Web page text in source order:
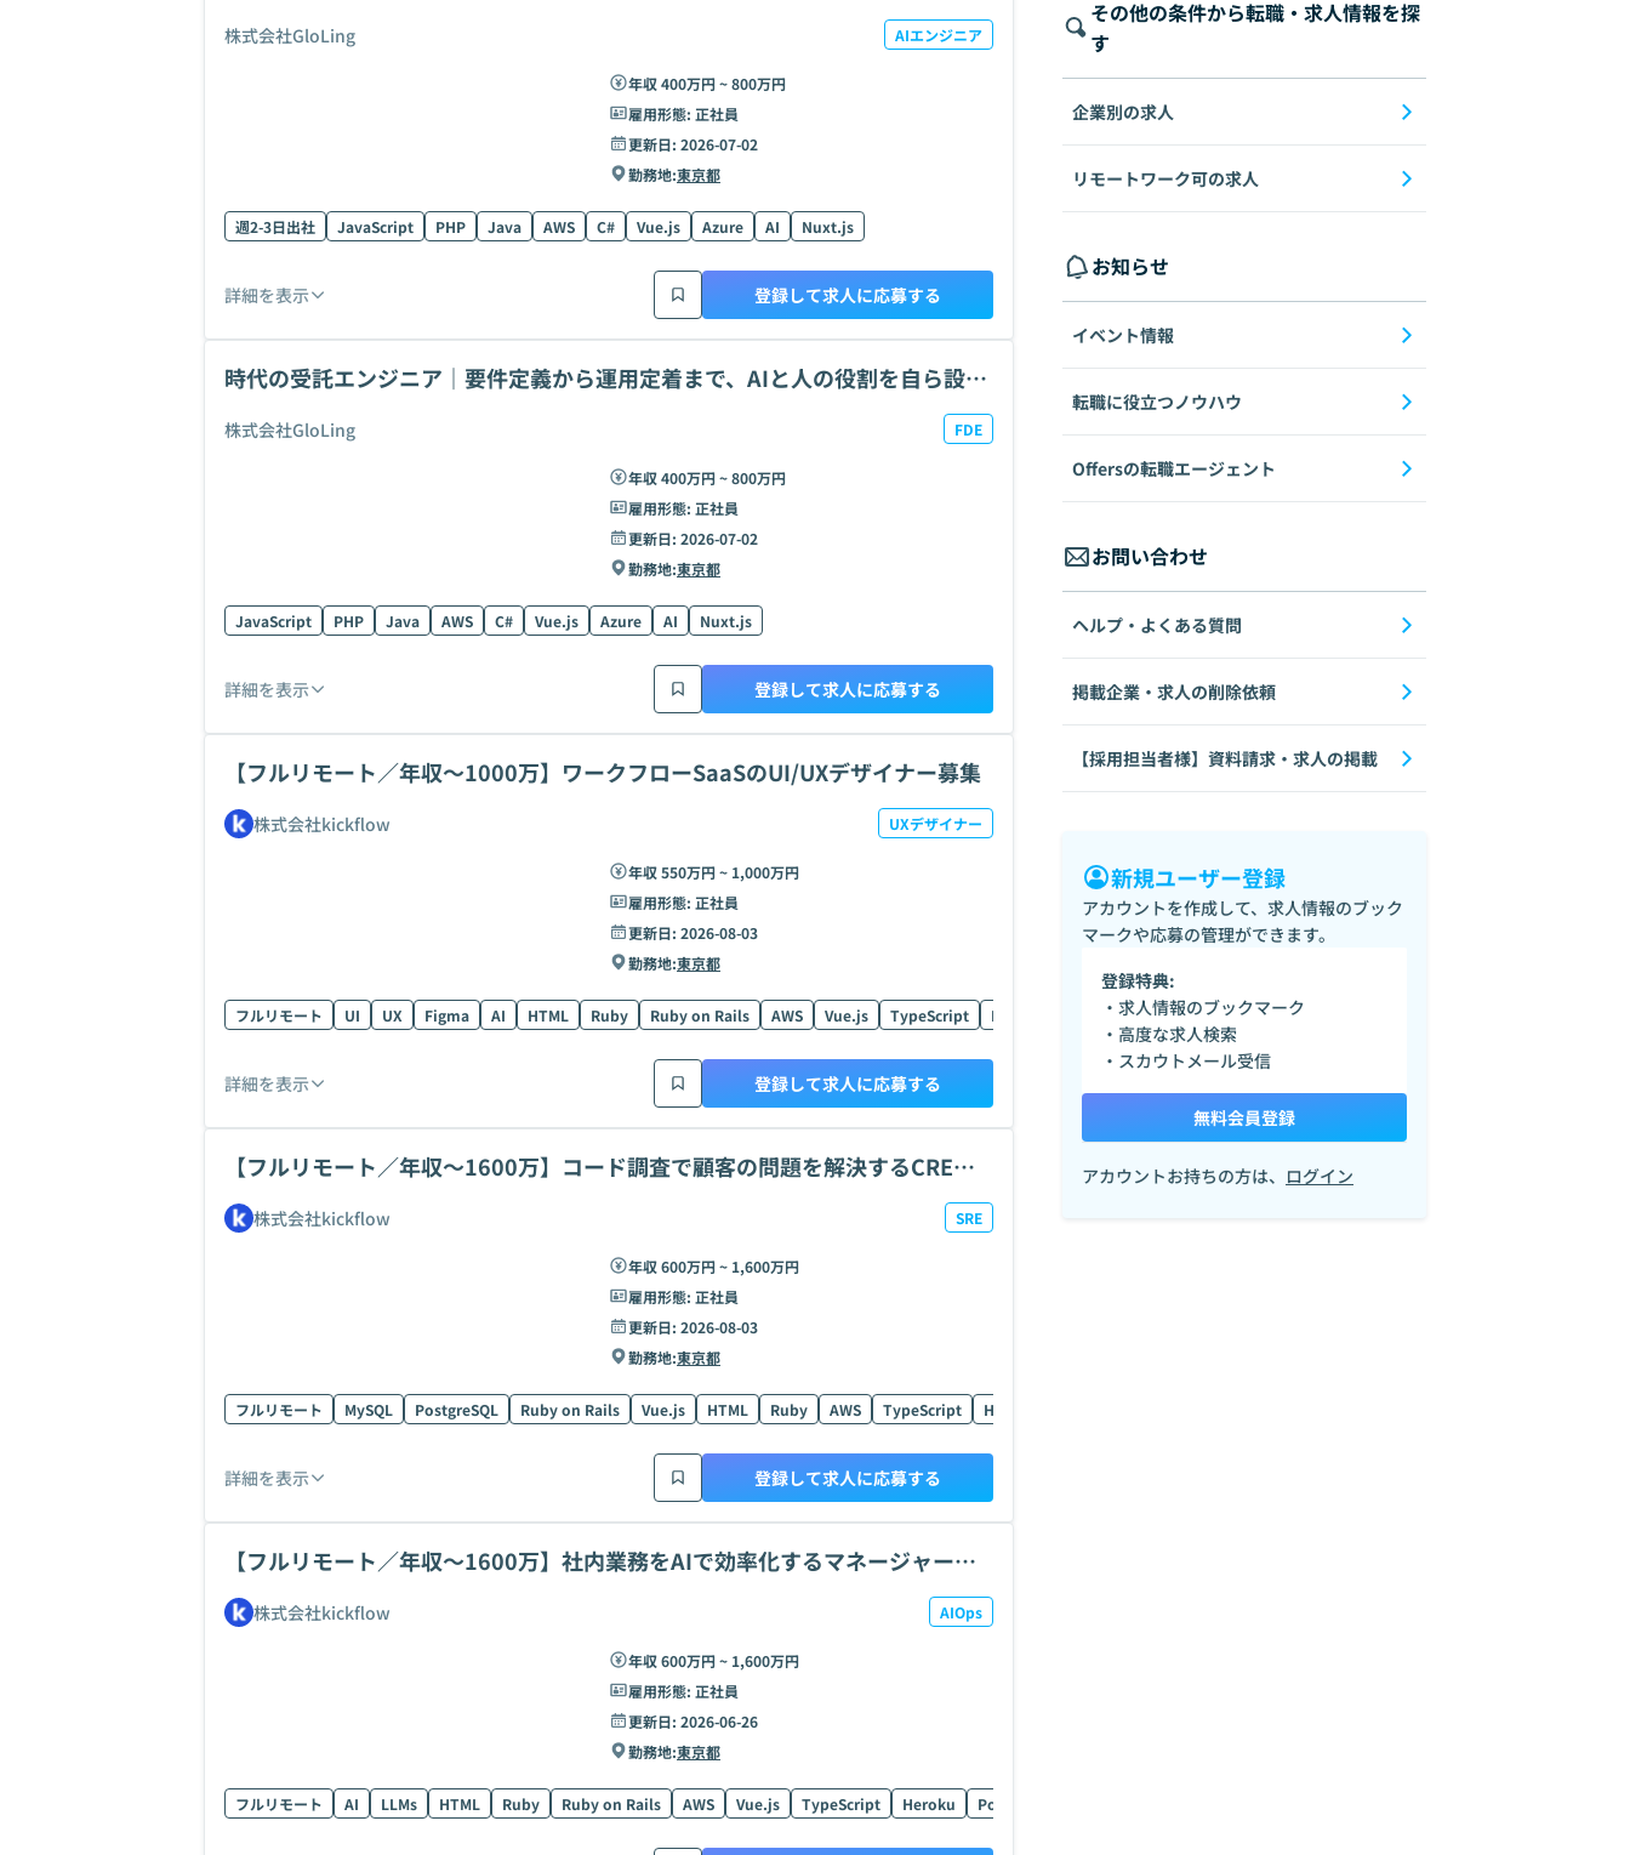
株式会社GloLing AIエンジニア
年収 400万円 ~ 800万円
雇用形態: 正社員
更新日: 2026-07-02
勤務地:東京都
週2-3日出社 JavaScript PHP Java AWS C# Vue.js Azure AI Nuxt.js
詳細を表示 登録して求人に応募する
時代の受託エンジニア｜要件定義から運用定着まで、AIと人の役割を自ら設計
株式会社GloLing FDE
年収 400万円 ~ 800万円
雇用形態: 正社員
更新日: 2026-07-02
勤務地:東京都
JavaScript PHP Java AWS C# Vue.js Azure AI Nuxt.js
詳細を表示 登録して求人に応募する
【フルリモート／年収〜1000万】ワークフローSaaSのUI/UXデザイナー募集
株式会社kickflow UXデザイナー
年収 550万円 ~ 1,000万円
雇用形態: 正社員
更新日: 2026-08-03
勤務地:東京都
フルリモート UI UX Figma AI HTML Ruby Ruby on Rails AWS Vue.js TypeScript Heroku PostgreSQL Redis Nuxt.js
詳細を表示 登録して求人に応募する
【フルリモート／年収〜1600万】コード調査で顧客の問題を解決するCRE募
集
株式会社kickflow SRE
年収 600万円 ~ 1,600万円
雇用形態: 正社員
更新日: 2026-08-03
勤務地:東京都
フルリモート MySQL PostgreSQL Ruby on Rails Vue.js HTML Ruby AWS TypeScript Heroku
詳細を表示 登録して求人に応募する
【フルリモート／年収〜1600万】社内業務をAIで効率化するマネージャー募
集
株式会社kickflow AIOps
年収 600万円 ~ 1,600万円
雇用形態: 正社員
更新日: 2026-06-26
勤務地:東京都
フルリモート AI LLMs HTML Ruby Ruby on Rails AWS Vue.js TypeScript Heroku PostgreSQL
その他の条件から転職・求人情報を探
す
企業別の求人
リモートワーク可の求人
お知らせ
イベント情報
転職に役立つノウハウ
Offersの転職エージェント
お問い合わせ
ヘルプ・よくある質問
掲載企業・求人の削除依頼
【採用担当者様】資料請求・求人の掲載
新規ユーザー登録
アカウントを作成して、求人情報のブック
マークや応募の管理ができます。
登録特典:
・求人情報のブックマーク
・高度な求人検索
・スカウトメール受信
無料会員登録
アカウントお持ちの方は、 ログイン